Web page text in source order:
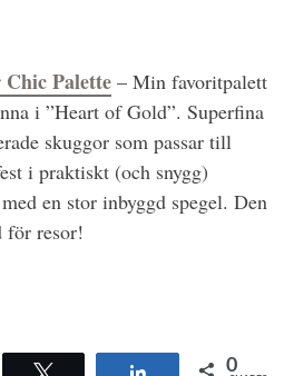
Palette – Min favoritpalett
i ”Heart of Gold”. Superfina
skuggor som passar till
i praktiskt (och snygg)
en stor inbyggd spegel. Den
för resor!
Share 0